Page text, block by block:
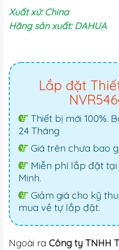
Xuất xứ: China
Hãng sản xuất: DAHUA
Lắp đặt
Thiết bị mới 100%.
24 Tháng
Giá trên chưa bao
Miễn phí lắp đặt
Minh.
Giảm giá cho kỹ
mua về tự lắp đặt.
Ngoài ra Công ty TNHH